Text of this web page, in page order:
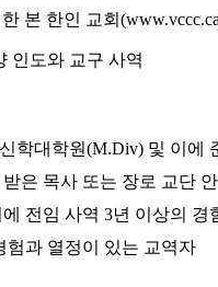
본 한인 교회
인도와 교구 사역
학대학원(M.Div) 및 이에
은 목사 또는 장로 교단
전임 사역 3년 이상의 경
험과 열정이 있는 교역자